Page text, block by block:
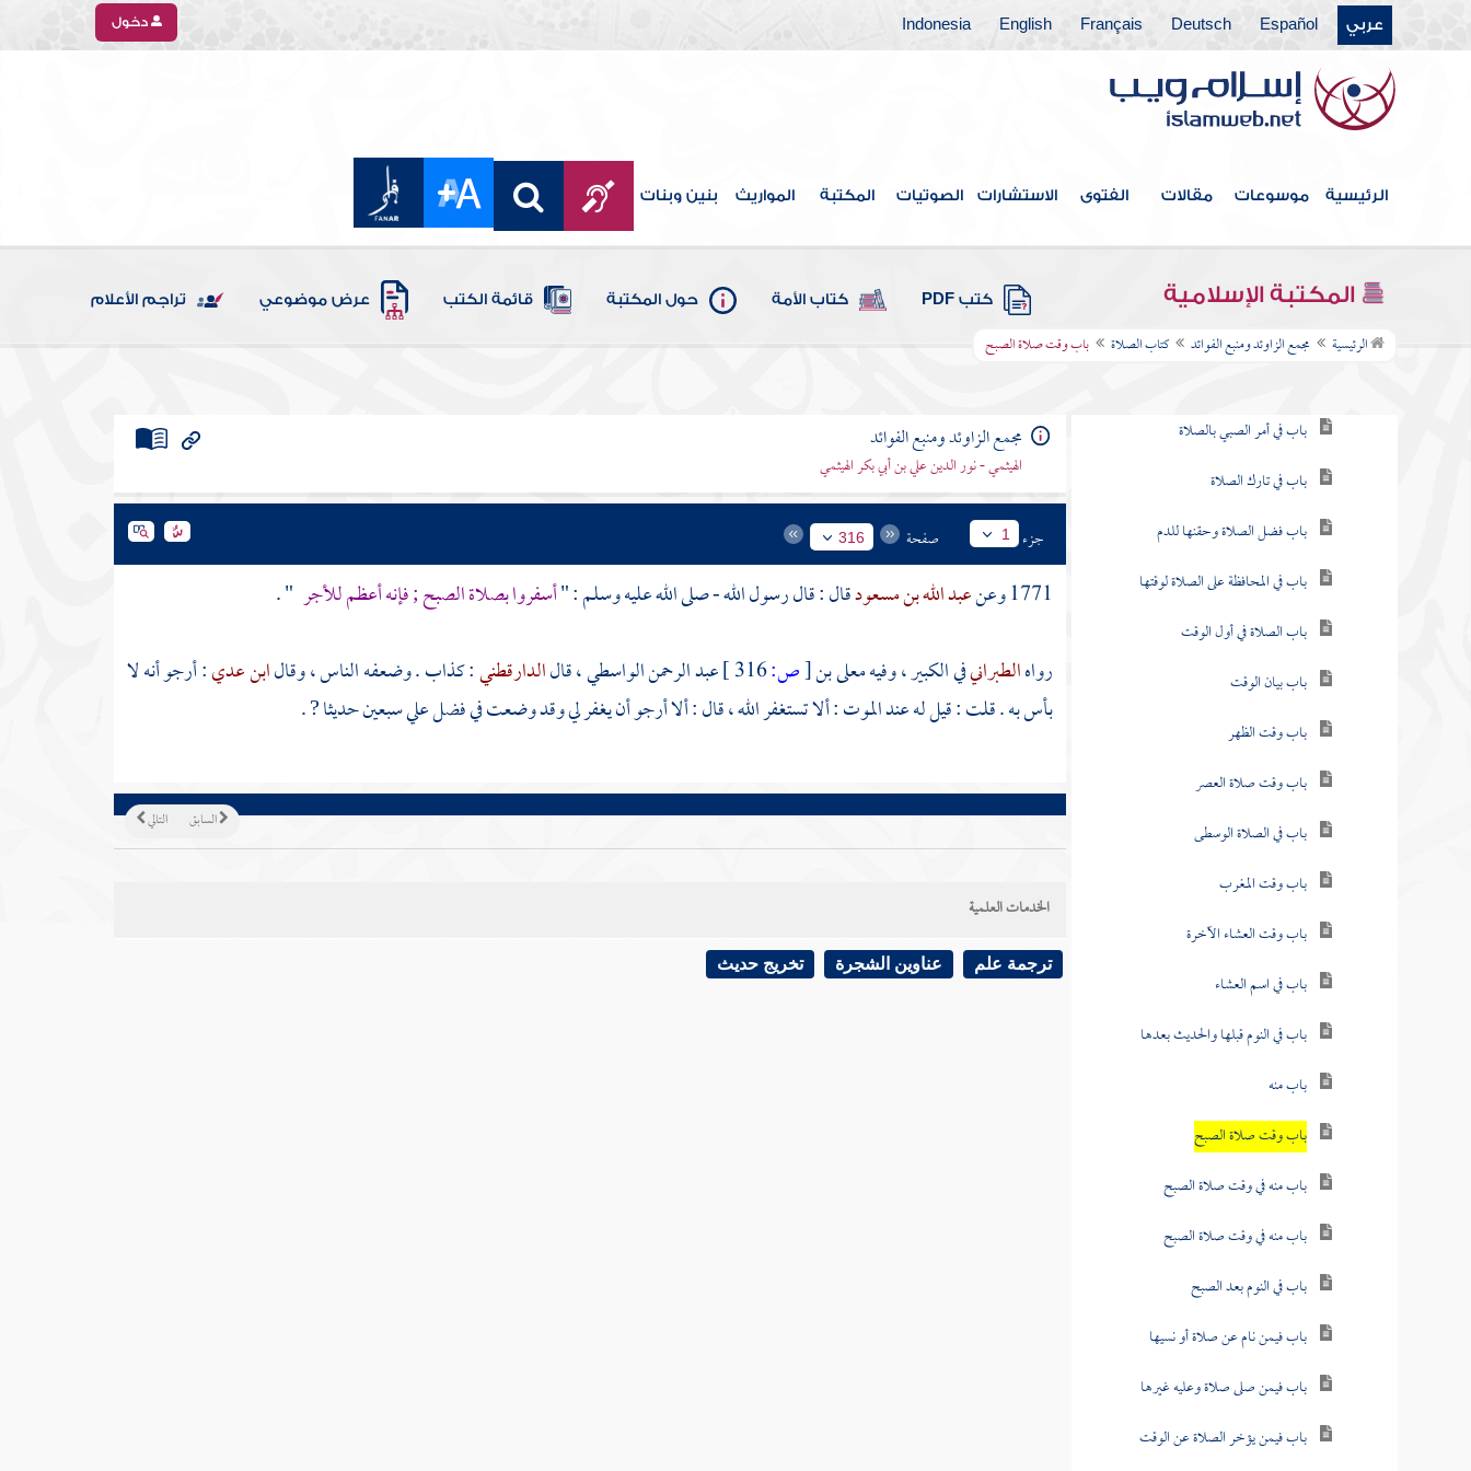
عربي Español
Deutsch
Français
English
Indonesia دخول
الرئيسية موسوعات مقالات الفتوى الاستشارات الصوتيات المكتبة المواريث بنين وبنات
المكتبة الإسلامية كتب PDF كتاب الأمة حول المكتبة قائمة الكتب عرض موضوعي تراجم الأعلام
الرئيسية مجمع الزاوئد ومنبع الفوائد كتاب الصلاة باب وقت صلاة الصبح
فهرس الكتاب
خطبة الكتاب
كتاب الإيمان
كتاب العلم
كتاب الصلاة
باب في أمر الصبي بالصلاة
باب في تارك الصلاة
باب فضل الصلاة وحقنها للدم
باب في المحافظة على الصلاة لوقتها
باب الصلاة في أول الوقت
باب بيان الوقت
باب وقت الظهر
باب وقت صلاة العصر
باب في الصلاة الوسطى
باب وقت المغرب
باب وقت العشاء الآخرة
باب في اسم العشاء
باب في النوم قبلها والحديث بعدها
باب منه
باب وقت صلاة الصبح
باب منه في وقت صلاة الصبح
باب منه في وقت صلاة الصبح
باب في النوم بعد الصبح
باب فيمن نام عن صلاة أو نسيها
باب فيمن صلى صلاة وعليه غيرها
باب فيمن يؤخر الصلاة عن الوقت
مجمع الزاوئد ومنبع الفوائد
الهيثمي - نور الدين علي بن أبي بكر الهيثمي
جزء 1 صفحة 316
1771 وعن عبد الله بن مسعودقال : قال رسول الله - صلى الله عليه وسلم : "أسفروا بصلاة الصبح ; فإنه أعظم للأجر " .
رواهالطبرانيفي الكبير ، وفيهمعلى بن[ص:316 ] عبد الرحمن الواسطي، قالالدارقطني: كذاب . وضعفه الناس ، وقالابن عدي: أرجو أنه لا
بأس به . قلت : قيل له عند الموت : ألا تستغفر الله ، قال : ألا أرجو أن يغفر لي وقد وضعت في فضلعليسبعين حديثا ? .
التالي السابق
الخدمات العلمية
ترجمة علم عناوين الشجرة تخريج حديث